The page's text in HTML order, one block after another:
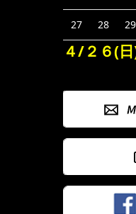
27 28 29
４/２６(